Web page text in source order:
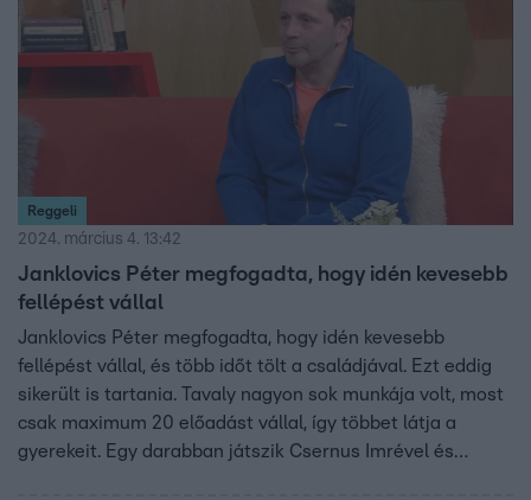
Reggeli
2024. március 4. 13:42
Janklovics Péter megfogadta, hogy idén kevesebb
fellépést vállal
Janklovics Péter megfogadta, hogy idén kevesebb
fellépést vállal, és több időt tölt a családjával. Ezt eddig
sikerült is tartania. Tavaly nagyon sok munkája volt, most
csak maximum 20 előadást vállal, így többet látja a
gyerekeit. Egy darabban játszik Csernus Imrével és